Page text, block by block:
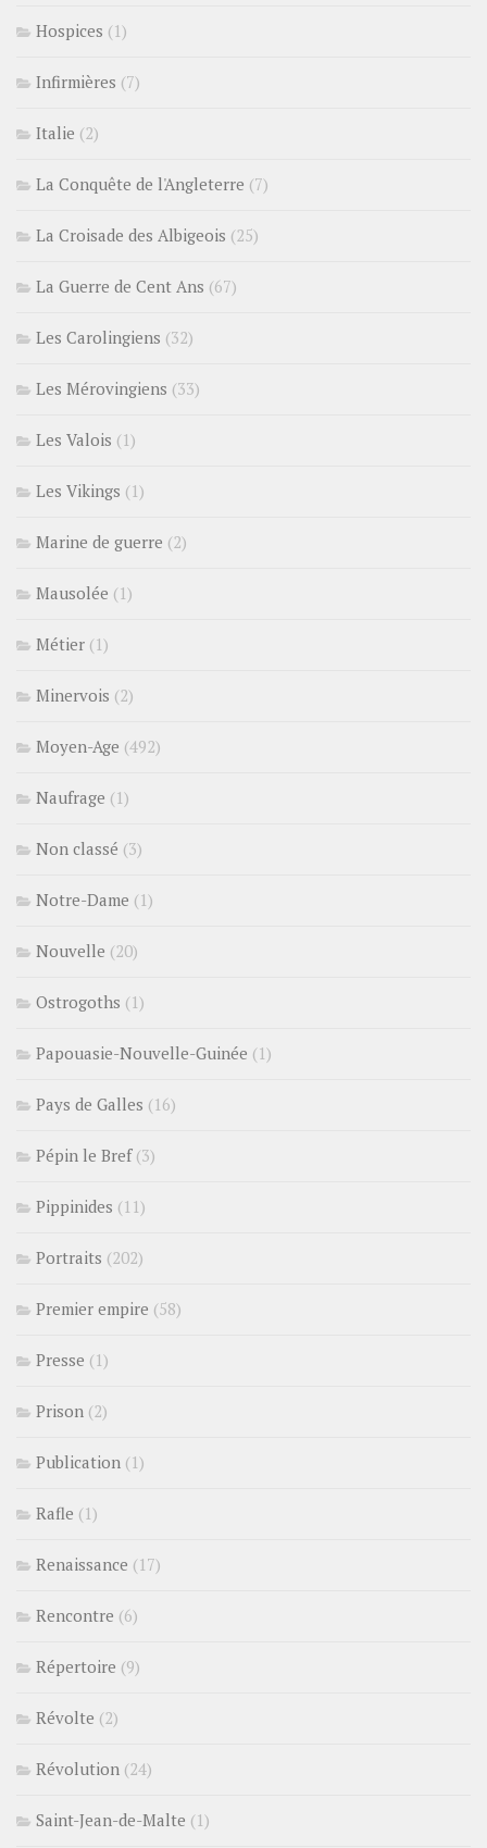
Hospices (1)
Infirmières (7)
Italie (2)
La Conquête de l'Angleterre (7)
La Croisade des Albigeois (25)
La Guerre de Cent Ans (67)
Les Carolingiens (32)
Les Mérovingiens (33)
Les Valois (1)
Les Vikings (1)
Marine de guerre (2)
Mausolée (1)
Métier (1)
Minervois (2)
Moyen-Age (492)
Naufrage (1)
Non classé (3)
Notre-Dame (1)
Nouvelle (20)
Ostrogoths (1)
Papouasie-Nouvelle-Guinée (1)
Pays de Galles (16)
Pépin le Bref(3)
Pippinides (11)
Portraits (202)
Premier empire (58)
Presse (1)
Prison (2)
Publication (1)
Rafle (1)
Renaissance (17)
Rencontre (6)
Répertoire (9)
Révolte (2)
Révolution (24)
Saint-Jean-de-Malte (1)